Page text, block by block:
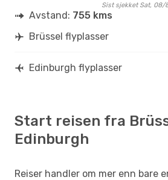
Sist sjekket Sat, 08/
Avstand: 755 kms
Brüssel flyplasser
Edinburgh flyplasser
Start reisen fra
Edinburgh
Reiser handler om mer enn bare